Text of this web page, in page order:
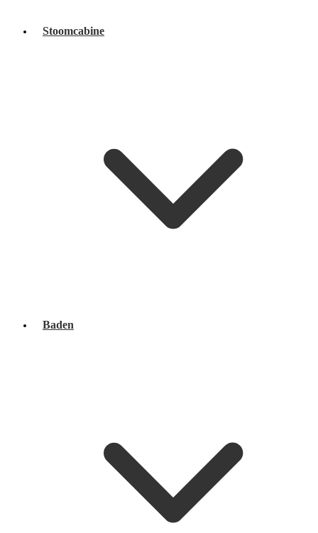
Stoomcabine
Baden